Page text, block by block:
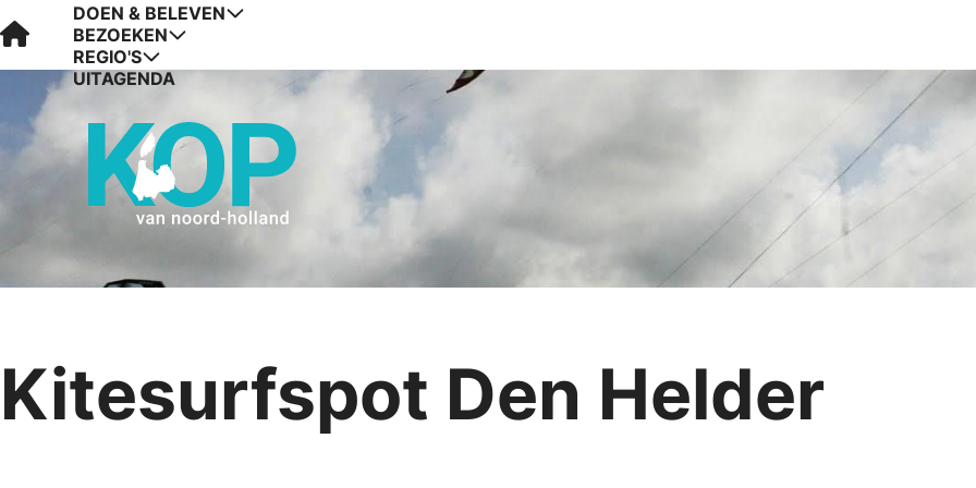
Visit Kop van Holland
DOEN & BELEVEN
BEZOEKEN
REGIO'S
UITAGENDA
Kitesurfspot Den Helder